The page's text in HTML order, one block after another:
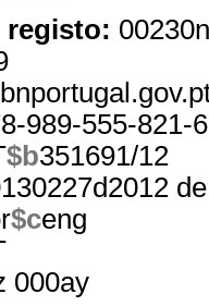
registo:
989-555-821-6
$b351691/12
$ceng
000ay